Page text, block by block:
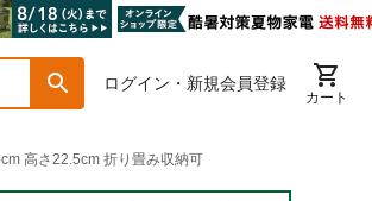
ログイン・新規会員登録
カート
高さ22.5cm 折り畳み収納可